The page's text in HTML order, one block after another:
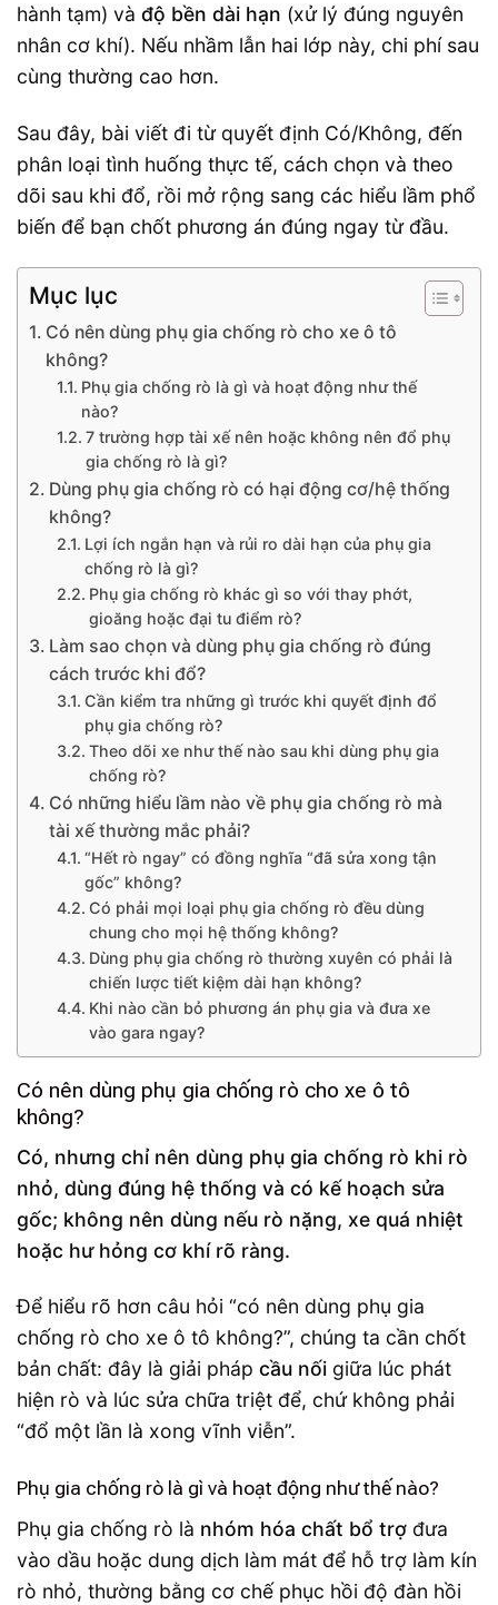
hành tạm) và độ bền dài hạn (xử lý đúng nguyên
nhân cơ khí). Nếu nhầm lẫn hai lớp này, chi phí sau
cùng thường cao hơn.
Sau đây, bài viết đi từ quyết định Có/Không, đến
phân loại tình huống thực tế, cách chọn và theo
dõi sau khi đổ, rồi mở rộng sang các hiểu lầm phổ
biến để bạn chốt phương án đúng ngay từ đầu.
Mục lục
Có nên dùng phụ gia chống rò cho xe ô tô
không?
Phụ gia chống rò là gì và hoạt động như thế
nào?
7 trường hợp tài xế nên hoặc không nên đổ phụ
gia chống rò là gì?
Dùng phụ gia chống rò có hại động cơ/hệ thống
không?
Lợi ích ngắn hạn và rủi ro dài hạn của phụ gia
chống rò là gì?
Phụ gia chống rò khác gì so với thay phớt,
gioăng hoặc đại tu điểm rò?
Làm sao chọn và dùng phụ gia chống rò đúng
cách trước khi đổ?
Cần kiểm tra những gì trước khi quyết định đổ
phụ gia chống rò?
Theo dõi xe như thế nào sau khi dùng phụ gia
chống rò?
Có những hiểu lầm nào về phụ gia chống rò mà
tài xế thường mắc phải?
“Hết rò ngay” có đồng nghĩa “đã sửa xong tận
gốc” không?
Có phải mọi loại phụ gia chống rò đều dùng
chung cho mọi hệ thống không?
Dùng phụ gia chống rò thường xuyên có phải là
chiến lược tiết kiệm dài hạn không?
Khi nào cần bỏ phương án phụ gia và đưa xe
vào gara ngay?
Có nên dùng phụ gia chống rò cho xe ô tô
không?
Có, nhưng chỉ nên dùng phụ gia chống rò khi rò
nhỏ, dùng đúng hệ thống và có kế hoạch sửa
gốc; không nên dùng nếu rò nặng, xe quá nhiệt
hoặc hư hỏng cơ khí rõ ràng.
Để hiểu rõ hơn câu hỏi “có nên dùng phụ gia
chống rò cho xe ô tô không?”, chúng ta cần chốt
bản chất: đây là giải pháp cầu nối giữa lúc phát
hiện rò và lúc sửa chữa triệt để, chứ không phải
“đổ một lần là xong vĩnh viễn”.
Phụ gia chống rò là gì và hoạt động như thế nào?
Phụ gia chống rò là nhóm hóa chất bổ trợ đưa
vào dầu hoặc dung dịch làm mát để hỗ trợ làm kín
rò nhỏ, thường bằng cơ chế phục hồi độ đàn hồi